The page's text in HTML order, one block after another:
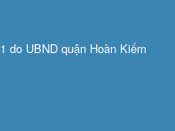
do UBND quận Hoàn Kiếm